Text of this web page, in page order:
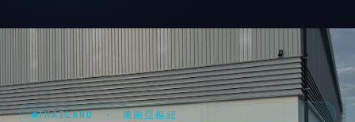
THAILAND · 東南亞樞紐